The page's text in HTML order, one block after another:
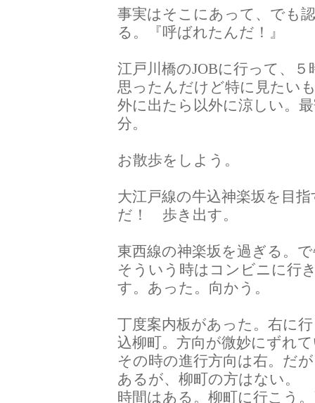
事実はそこにあって、でも
る。『呼ばれたんだ！』
江戸川橋のJOBに行って、
思ったんだけど特に見たい
外に出たら以外に涼しい。
分。
お散歩をしよう。
大江戸線の牛込神楽坂を目
だ！ 歩き出す。
東西線の神楽坂を過ぎる。
そういう時はコンビニに行
す。あった。向かう。
丁度案内板があった。右に
込柳町。方向が微妙にずれ
その時の進行方向は右。だ
あるが、柳町の方はない。
時間はある。柳町に行こう